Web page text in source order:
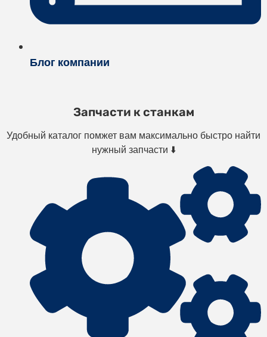
Блог компании
Запчасти к станкам
Удобный каталог помжет вам максимально быстро найти
нужный запчасти ⬇️